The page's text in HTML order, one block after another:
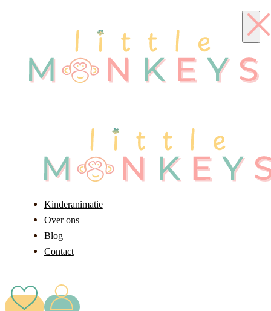
Kinderanimatie
Over ons
Blog
Contact